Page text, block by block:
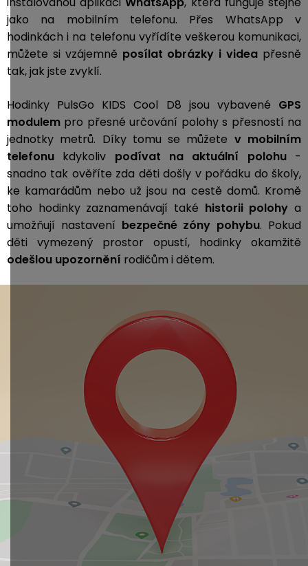
jako na mobilním telefonu. Přes WhatsApp v
hodinkách i na telefonu vyřídíte veškerou komunikaci,
můžete si vzájemně posílat obrázky i videa přesně
tak, jak jste zvyklí.
Hodinky PulsGo KIDS Cool D8 jsou vybavené GPS
modulem pro přesné určování polohy s přesností na
jednotky metrů. Díky tomu se můžete v mobilním
telefonu kdykoliv podívat na aktuální polohu-
snadno tak ověříte zda děti došly v pořádku do školy,
ke kamarádům nebo už jsou na cestě domů. Kromě
toho hodinky zaznamenávají také historii polohy a
umožňují nastavení bezpečné zóny pohybu. Pokud
děti vymezený prostor opustí, hodinky okamžitě
odešlou upozornění rodičům i dětem.